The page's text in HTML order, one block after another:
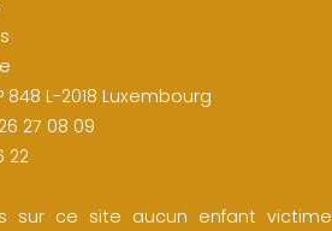
848 L-2018 Luxembourg
27 08 09
22
sur ce site aucun enfant victime